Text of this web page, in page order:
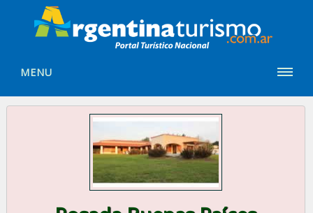
MENU